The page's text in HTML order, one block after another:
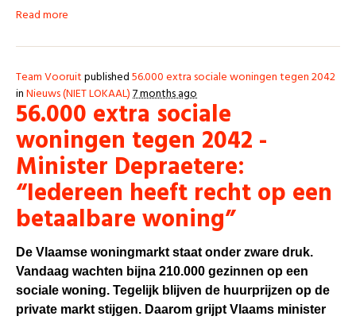
Read more
Team Vooruitpublished56.000 extra sociale woningen tegen 2042
inNieuws (NIET LOKAAL)7 months ago
56.000 extra sociale
woningen tegen 2042 -
Minister Depraetere:
“Iedereen heeft recht op een
betaalbare woning”
De Vlaamse woningmarkt staat onder zware druk.
Vandaag wachten bijna 210.000 gezinnen op een
sociale woning. Tegelijk blijven de huurprijzen op de
private markt stijgen. Daarom grijpt Vlaams minister